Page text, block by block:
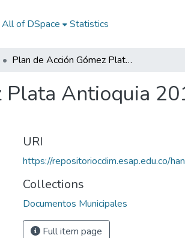
All of DSpace Statistics
Plan de Acción Gómez Plata Antioquia 2012: PA Gómez Plata Antioquia 2012
Plata Antioquia
URI
https://repositoriocdim.esap.edu.co/
Collections
Documentos Municipales
Full item page